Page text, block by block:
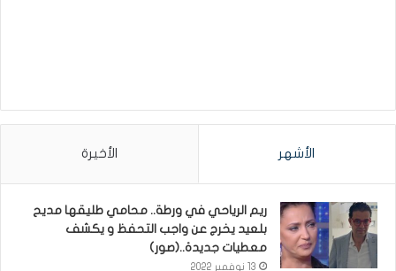
الأشهر الأخيرة
ريم الرياحي في ورطة.. محامي طليقها مديح
بلعيد يخرج عن واجب التحفظ و يكشف
معطيات جديدة..(صور)
13 نوفمبر 2022